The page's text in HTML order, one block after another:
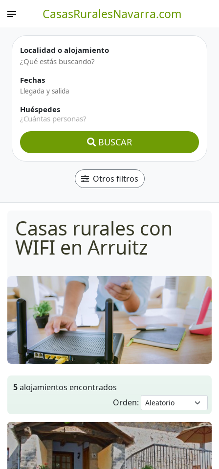
CasasRuralesNavarra.com
Localidad o alojamiento
Fechas
Huéspedes
¿Cuántas personas?
BUSCAR
Otros filtros
Casas rurales con
WIFI en Arruitz
5alojamientos encontrados
Orden: